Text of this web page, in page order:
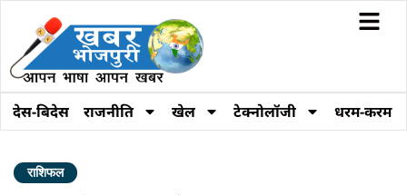
देस-बिदेस राजनीति खेल टेक्नोलॉजी धरम-करम
राशिफल